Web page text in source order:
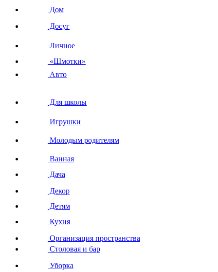
Дом
Досуг
Личное
«Шмотки»
Авто
Для школы
Игрушки
Молодым родителям
Ванная
Дача
Декор
Детям
Кухня
Организация пространства
Столовая и бар
Уборка